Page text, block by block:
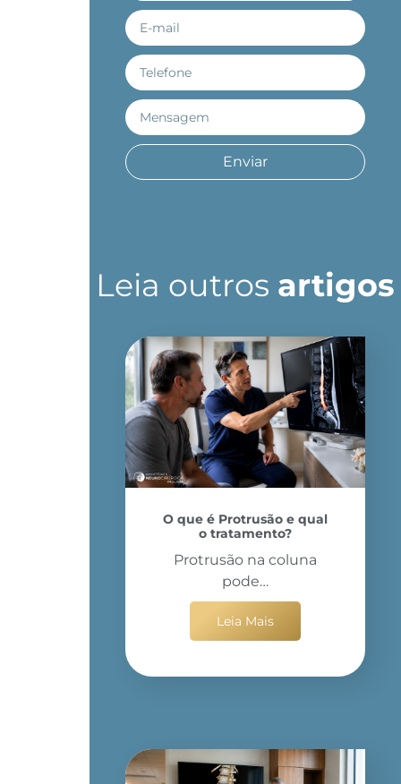
Enviar
Leia outros artigos
O que é Protrusão e qual
o tratamento?
Protrusão na coluna
pode…
Leia Mais